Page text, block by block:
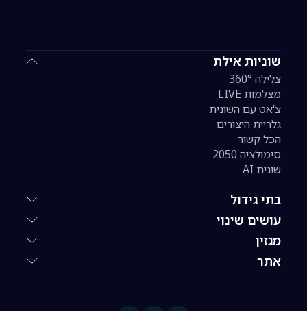
שוניות אילת
צלילה 360°
מצלמות LIVE
צ'אט עם השונית
גלריית היצורים
הכל קשור
סימולציה 2050
שונית AI
בתי גידול
עושים שינוי
מגזין
אתר